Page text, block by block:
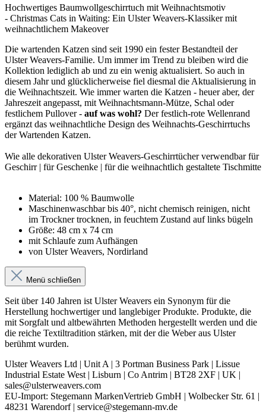
Hochwertiges Baumwollgeschirrtuch mit Weihnachtsmotiv
- Christmas Cats in Waiting: Ein Ulster Weavers-Klassiker mit
weihnachtlichem Makeover
Die wartenden Katzen sind seit 1990 ein fester Bestandteil der
Ulster Weavers-Familie. Um immer im Trend zu bleiben wird die
Kollektion lediglich ab und zu ein wenig aktualisiert. So auch in
diesem Jahr und glücklicherweise fiel diesmal die Aktualisierung in
die Weihnachtszeit. Wie immer warten die Katzen - heuer aber, der
Jahreszeit angepasst, mit Weihnachtsmann-Mütze, Schal oder
festlichem Pullover - auf was wohl? Der festlich-rote Wellenrand
ergänzt das weihnachtliche Design des Weihnachts-Geschirrtuchs
der Wartenden Katzen.
Wie alle dekorativen Ulster Weavers-Geschirrtücher verwendbar für
Geschirr | für Geschenke | für die weihnachtlich gestaltete Tischmitte
Material: 100 % Baumwolle
Maschinenwaschbar bis 40°, nicht chemisch reinigen, nicht
im Trockner trocknen, in feuchtem Zustand auf links bügeln
Größe: 48 cm x 74 cm
mit Schlaufe zum Aufhängen
von Ulster Weavers, Nordirland
Menü schließen
Seit über 140 Jahren ist Ulster Weavers ein Synonym für die
Herstellung hochwertiger und langlebiger Produkte. Produkte, die
mit Sorgfalt und altbewährten Methoden hergestellt werden und die
die reiche Textiltradition stärken, mit der die Weber aus Ulster
berühmt wurden.
Ulster Weavers Ltd | Unit A | 3 Portman Business Park | Lissue
Industrial Estate West | Lisburn | Co Antrim | BT28 2XF | UK |
sales@ulsterweavers.com
EU-Import: Stegemann MarkenVertrieb GmbH | Wolbecker Str. 61 |
48231 Warendorf | service@stegemann-mv.de